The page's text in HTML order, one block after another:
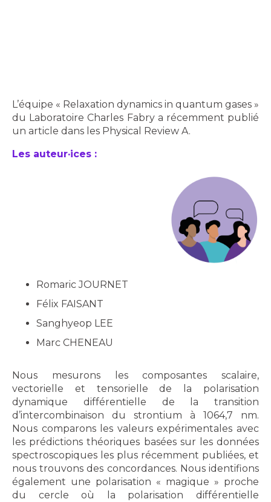
L’équipe « Relaxation dynamics in quantum gases »
du Laboratoire Charles Fabry a récemment publié
un article dans les Physical Review A.
Les auteur·ices :
Romaric JOURNET
Félix FAISANT
Sanghyeop LEE
Marc CHENEAU
Nous mesurons les composantes scalaire,
vectorielle et tensorielle de la polarisation
dynamique différentielle de la transition
d’intercombinaison du strontium à 1064,7 nm.
Nous comparons les valeurs expérimentales avec
les prédictions théoriques basées sur les données
spectroscopiques les plus récemment publiées, et
nous trouvons des concordances. Nous identifions
également une polarisation « magique » proche
du cercle où la polarisation différentielle